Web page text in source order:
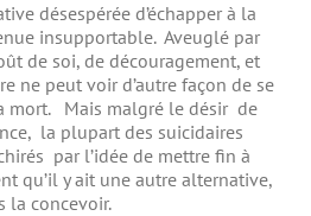
désespérée d’échapper à la
insupportable. Aveuglé par
de soi, de découragement, et
ne peut voir d’autre façon de se
mort. Mais malgré le désir de
la plupart des suicidaires
par l’idée de mettre fin à
qu’il y ait une autre alternative,
la concevoir.